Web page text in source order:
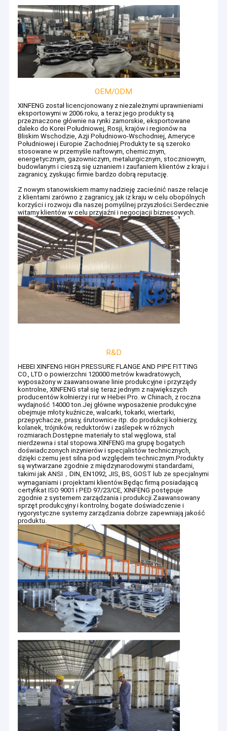
Dom
Produkty
O nas
OEM/ODM
XINFENG został licencjonowany z niezależnymi uprawnieniami
eksportowymi w 2006 roku, a teraz jego produkty są
przeznaczone głównie na rynki zamorskie, eksportowane
daleko do Korei Południowej, Rosji, krajów i regionów na
Bliskim Wschodzie, Azji Południowo-Wschodniej, Ameryce
Południowej i Europie Zachodniej.Produkty te są szeroko
stosowane w przemyśle naftowym, chemicznym,
energetycznym, gazowniczym, metalurgicznym, stoczniowym,
budowlanym i cieszą się uznaniem i zaufaniem klientów z kraju i
zagranicy, zyskując firmie bardzo dobrą reputację.
Z nowym stanowiskiem mamy nadzieję zacieśnić nasze relacje
z klientami zarówno z zagranicy, jak iz kraju w celu obopólnych
korzyści i rozwoju dla naszej pomyślnej przyszłości.Serdecznie
witamy klientów w celu przyjaźni i negocjacji biznesowych.
R&D
HEBEI XINFENG HIGH PRESSURE FLANGE AND PIPE FITTING
CO., LTD o powierzchni 120000 metrów kwadratowych,
wyposażony w zaawansowane linie produkcyjne i przyrządy
kontrolne, XINFENG stał się teraz jednym z największych
producentów kołnierzy i rur w Hebei Pro. w Chinach, z roczna
wydajność 14000 ton.Jej główne wyposażenie produkcyjne
obejmuje młoty kuźnicze, walcarki, tokarki, wiertarki,
przepychacze, prasy, śrutownice itp. do produkcji kołnierzy,
kolanek, trójników, reduktorów i zaślepek w różnych
rozmiarach.Dostępne materiały to stal węglowa, stal
nierdzewna i stal stopowa.XINFENG ma grupę bogatych
doświadczonych inżynierów i specjalistów technicznych,
dzięki czemu jest silna pod względem technicznym.Produkty
są wytwarzane zgodnie z międzynarodowymi standardami,
takimi jak ANSI，DIN, EN1092, JIS, BS, GOST lub ze specjalnymi
wymaganiami i projektami klientów.Będąc firmą posiadającą
certyfikat ISO 9001 i PED 97/23/CE, XINFENG postępuje
zgodnie z systemem zarządzania i produkcji.Zaawansowany
sprzęt produkcyjny i kontrolny, bogate doświadczenie i
rygorystyczne systemy zarządzania dobrze zapewniają jakość
produktu.
Założona w 1989 roku firma HEBEI XINFENG HIGH PRESSURE
FLANGE AND PIPE FITTING CO., LTD (XINFENG) specjalizuje
się w produkcji kołnierzy, złączek do spawania doczołowego
w standardowych, jak również specjalnych częściach i